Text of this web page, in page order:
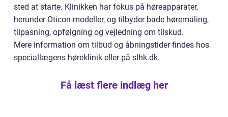
sted at starte. Klinikken har fokus på høreapparater,
herunder Oticon-modeller, og tilbyder både høremåling,
tilpasning, opfølgning og vejledning om tilskud.
Mere information om tilbud og åbningstider findes hos
speciallægens høreklinik eller på slhk.dk.
Få læst flere indlæg her